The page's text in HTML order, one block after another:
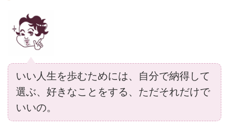
いい人生を歩むためには、自分で納得して
選ぶ、好きなことをする、ただそれだけで
いいの。